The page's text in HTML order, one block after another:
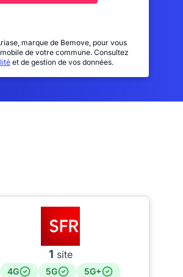
marque de Bemove, pour vous
de votre commune. Consultez
et de gestion de vos données.
1 site
4G 5G
5G+